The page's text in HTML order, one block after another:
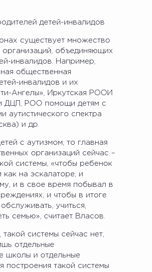
детей-инвалидов
существует множество
объединяющих
инвалидов. Например,
общественная
инвалидов и их
Ангелы», Иркутская РООИ
ДЦП, РОО помощи детям с
аутистического спектра
и др.
с аутизмом, то главная
организаций сейчас –
системы, «чтобы ребенок
как на эскалаторе, и
и в свое время побывал в
и чтобы в итоге
учиться,
семью», считает Власов.
такой системы сейчас нет,
отдельные
школы и отдельные
построения такой системы